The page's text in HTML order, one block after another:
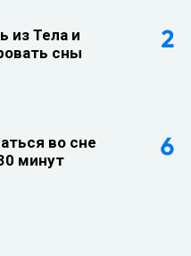
из Тела и
сны
во сне
минут